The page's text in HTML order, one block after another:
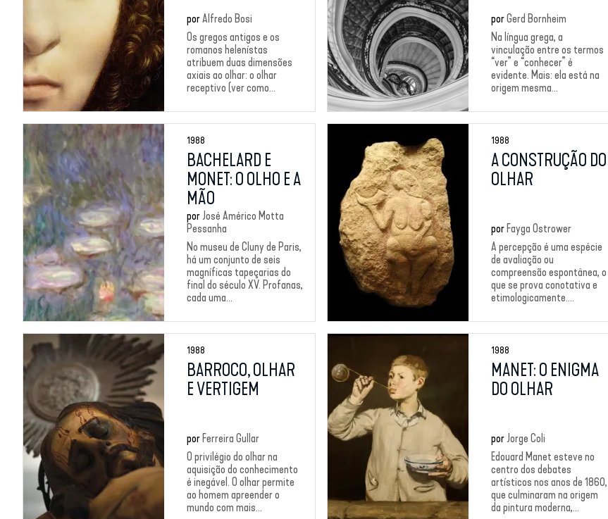
porAlfredo Bosi
Os gregos antigos e os
romanos helenístas
atribuem duas dimensões
axiais ao olhar: o olhar
receptivo (ver como...
porGerd Bornheim
Na língua grega, a
vinculação entre os termos
“ver” e “conhecer” é
evidente. Mais: ela está na
origem mesma...
1988
BACHELARD E
MONET: O OLHO E A
MÃO
por José Américo Motta
Pessanha
No museu de Cluny de Paris,
há um conjunto de seis
magníficas tapeçarias do
final do século XV. Profanas,
cada uma...
1988
A CONSTRUÇÃO DO
OLHAR
por Fayga Ostrower
A percepção é uma espécie
de avaliação ou
compreensão espontânea, o
que se prova conotativa e
etimologicamente....
1988
BARROCO, OLHAR
E VERTIGEM
por Ferreira Gullar
O privilégio do olhar na
aquisição do conhecimento
é inegável. O olhar permite
ao homem apreender o
mundo com mais...
1988
MANET: O ENIGMA
DO OLHAR
por Jorge Coli
Edouard Manet esteve no
centro dos debates
artísticos nos anos de 1860,
que culminaram na origem
da pintura moderna,...